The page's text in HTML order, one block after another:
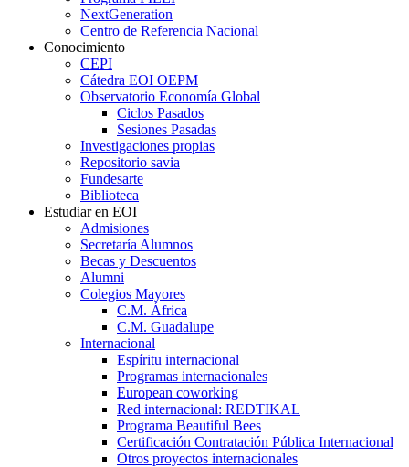
NextGeneration
Centro de Referencia Nacional
Conocimiento
CEPI
Cátedra EOI OEPM
Observatorio Economía Global
Ciclos Pasados
Sesiones Pasadas
Investigaciones propias
Repositorio savia
Fundesarte
Biblioteca
Estudiar en EOI
Admisiones
Secretaría Alumnos
Becas y Descuentos
Alumni
Colegios Mayores
C.M. África
C.M. Guadalupe
Internacional
Espíritu internacional
Programas internacionales
European coworking
Red internacional: REDTIKAL
Programa Beautiful Bees
Certificación Contratación Pública Internacional
Otros proyectos internacionales